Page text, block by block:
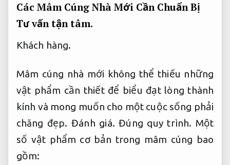
Các Mâm Cúng Nhà Mới Cần Chuẩn Bị
Tư vấn tận tâm.
Khách hàng.
Mâm cúng nhà mới không thể thiếu những
vật phẩm cần thiết để biểu đạt lòng thành
kính và mong muốn cho một cuộc sống phải
chăng đẹp.Đánh giá. Đúng quy trình. Một
số vật phẩm cơ bản trong mâm cúng bao
gồm: